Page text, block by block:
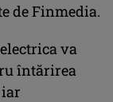
de Finmedia.
va
întărirea